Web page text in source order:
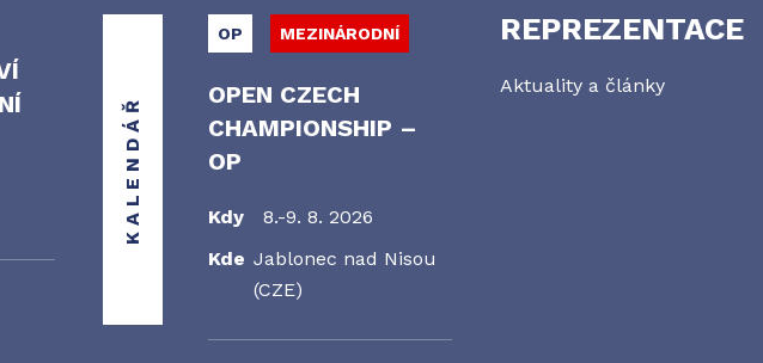
KALENDÁŘ
OP MEZINÁRODNÍ
OPEN CZECH
CHAMPIONSHIP –
OP
Kdy
8.-9. 8. 2026
Kde Jablonec nad Nisou
(CZE)
REPREZENTACE
Aktuality a články